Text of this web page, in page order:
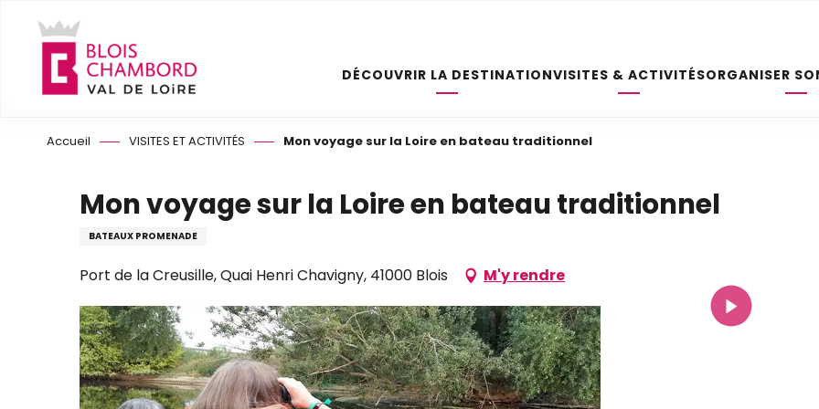
contenu
principal
DÉCOUVRIR LA DESTINATIONVISITES & ACTIVITÉSORGANISER
Accueil VISITES ET ACTIVITÉS Mon voyage sur la Loire en bateau traditionnel
Mon voyage sur la Loire en bateau traditionnel
BATEAUX PROMENADE
Port de la Creusille, Quai Henri Chavigny, 41000 Blois M'y rendre